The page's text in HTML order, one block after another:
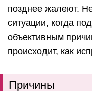
позднее жалеют.
ситуации, когда
объективным
происходит, как
Причины